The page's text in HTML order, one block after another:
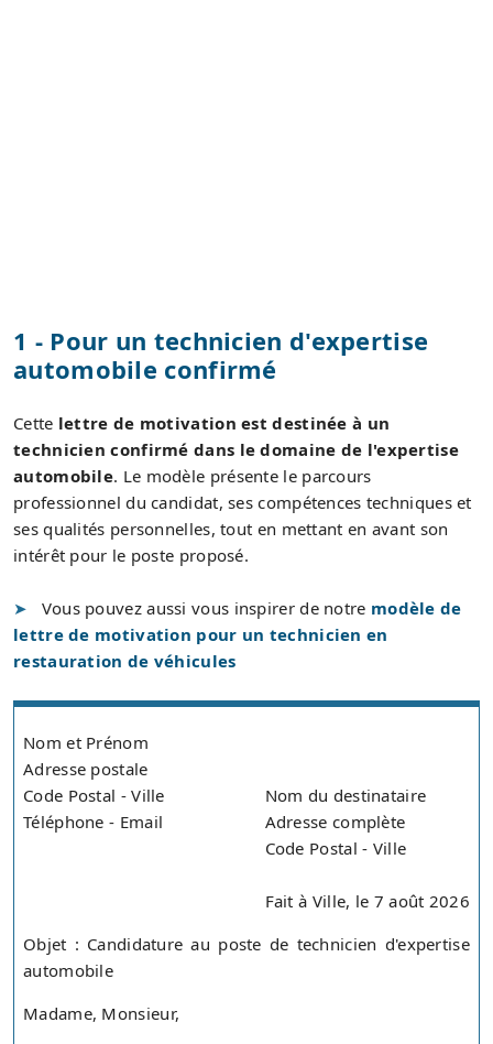
1 - Pour un technicien d'expertise
automobile confirmé
Cette lettre de motivation est destinée à un
technicien confirmé dans le domaine de l'expertise
automobile. Le modèle présente le parcours
professionnel du candidat, ses compétences techniques et
ses qualités personnelles, tout en mettant en avant son
intérêt pour le poste proposé.
Vous pouvez aussi vous inspirer de notre modèle de
lettre de motivation pour un technicien en
restauration de véhicules
Nom et Prénom
Adresse postale
Code Postal - Ville
Téléphone - Email
Nom du destinataire
Adresse complète
Code Postal - Ville
Fait à Ville, le 7 août 2026
Objet : Candidature au poste de technicien d'expertise
automobile
Madame, Monsieur,